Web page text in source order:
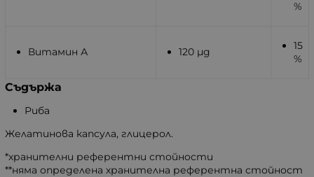
%
Витамин А 120 µg
15
%
Съдържа
Риба
Желатинова капсула, глицерол.
*хранителни референтни стойности
**няма определена хранителна референтна стойност